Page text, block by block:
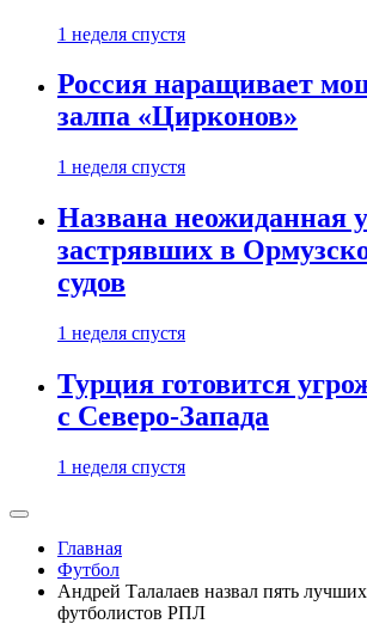
1 неделя спустя
Россия наращивает
залпа «Цирконов»
1 неделя спустя
Названа неожиданная
застрявших в
судов
1 неделя спустя
Турция готовится
с Северо-Запада
1 неделя спустя
Главная
Футбол
Андрей Талалаев назвал пять
футболистов РПЛ